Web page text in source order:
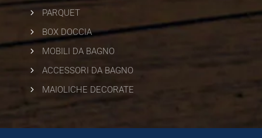
5
PARQUET
5
BOX DOCCIA
5
MOBILI DA BAGNO
5
ACCESSORI DA BAGNO
5
MAIOLICHE DECORATE